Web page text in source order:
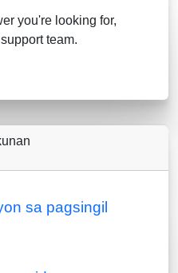
you're looking for,
team.
sa pagsingil